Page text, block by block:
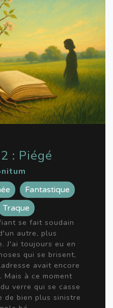
: Piégé
Fantastique
Traque
se fait soudain
autre, plus
J'ai toujours eu en
qui se brisent,
avait encore
à ce moment
verre qui se casse
de bien plus sinistre